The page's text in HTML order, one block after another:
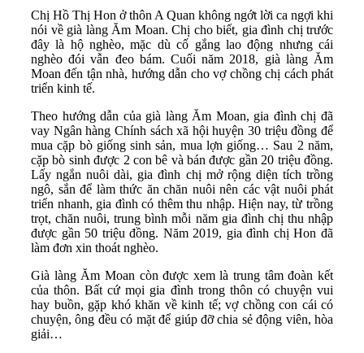
Chị Hồ Thị Hon ở thôn A Quan không ngớt lời ca ngợi khi
nói về già làng Ăm Moan. Chị cho biết, gia đình chị trước
đây là hộ nghèo, mặc dù cố gắng lao động nhưng cái
nghèo đói vẫn đeo bám. Cuối năm 2018, già làng Ăm
Moan đến tận nhà, hướng dẫn cho vợ chồng chị cách phát
triển kinh tế.
Theo hướng dẫn của già làng Ăm Moan, gia đình chị đã
vay Ngân hàng Chính sách xã hội huyện 30 triệu đồng để
mua cặp bò giống sinh sản, mua lợn giống… Sau 2 năm,
cặp bò sinh được 2 con bê và bán được gần 20 triệu đồng.
Lấy ngắn nuôi dài, gia đình chị mở rộng diện tích trồng
ngô, sắn để làm thức ăn chăn nuôi nên các vật nuôi phát
triển nhanh, gia đình có thêm thu nhập. Hiện nay, từ trồng
trọt, chăn nuôi, trung bình mỗi năm gia đình chị thu nhập
được gần 50 triệu đồng. Năm 2019, gia đình chị Hon đã
làm đơn xin thoát nghèo.
Già làng Ăm Moan còn được xem là trung tâm đoàn kết
của thôn. Bất cứ mọi gia đình trong thôn có chuyện vui
hay buồn, gặp khó khăn về kinh tế; vợ chồng con cái có
chuyện, ông đều có mặt để giúp đỡ chia sẻ động viên, hòa
giải…